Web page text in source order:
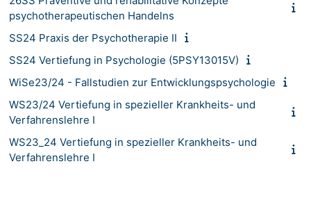
psychotherapeutischen Handelns
SS24 Praxis der Psychotherapie II
SS24 Vertiefung in Psychologie (5PSY13015V)
WiSe23/24 - Fallstudien zur Entwicklungspsychologie
WS23/24 Vertiefung in spezieller Krankheits- und
Verfahrenslehre I
WS23_24 Vertiefung in spezieller Krankheits- und
Verfahrenslehre I